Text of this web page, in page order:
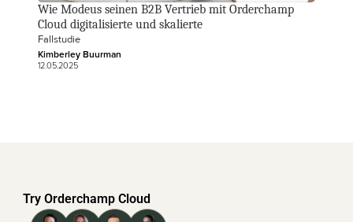
Wie Modeus seinen B2B Vertrieb mit Orderchamp
Cloud digitalisierte und skalierte
Fallstudie
Kimberley Buurman
12.05.2025
Try Orderchamp Cloud